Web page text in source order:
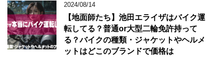
2024/08/14
【地面師たち】池田エライザはバイク運
転してる？普通or大型二輪免許持って
る？バイクの種類・ジャケットやヘルメ
ットはどこのブランドで価格は